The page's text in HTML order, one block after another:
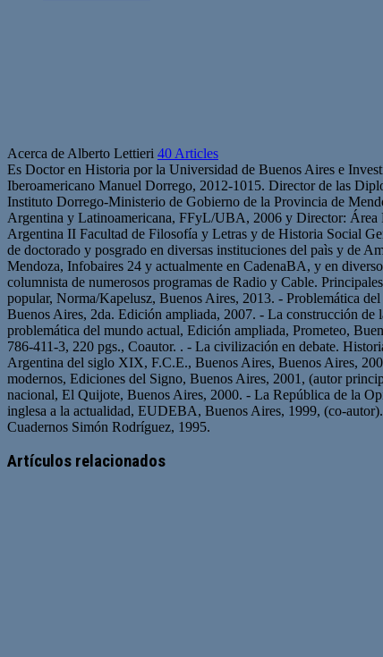
Acerca de Alberto Lettieri 40 Articles
Es Doctor en Historia por la Universidad de Buenos Aires e
Iberoamericano Manuel Dorrego, 2012-1015. Director de las
Instituto Dorrego-Ministerio de Gobierno de la Provincia de
Argentina y Latinoamericana, FFyL/UBA, 2006 y Director: Área
Argentina II Facultad de Filosofía y Letras y de Historia Social
de doctorado y posgrado en diversas instituciones del paìs y de
Mendoza, Infobaires 24 y actualmente en CadenaBA, y en
columnista de numerosos programas de Radio y Cable.
popular, Norma/Kapelusz, Buenos Aires, 2013. - Problemática
Buenos Aires, 2da. Edición ampliada, 2007. - La construcción
problemática del mundo actual, Edición ampliada, Prometeo,
786-411-3, 220 pgs., Coautor. . - La civilización en debate.
Argentina del siglo XIX, F.C.E., Buenos Aires, Buenos Aires,
modernos, Ediciones del Signo, Buenos Aires, 2001, (autor
nacional, El Quijote, Buenos Aires, 2000. - La República de la
inglesa a la actualidad, EUDEBA, Buenos Aires, 1999, (co-
Cuadernos Simón Rodríguez, 1995.
Artículos relacionados